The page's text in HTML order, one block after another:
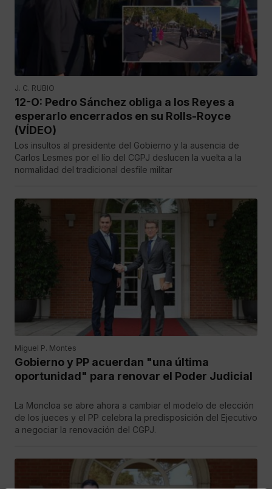
J. C. RUBIO
12-O: Pedro Sánchez obliga a los Reyes a
esperarlo encerrados en su Rolls-Royce
(VÍDEO)
Los insultos al presidente del Gobierno y la ausencia de
Carlos Lesmes por el lío del CGPJ deslucen la vuelta a la
normalidad del tradicional desfile militar
Miguel P. Montes
Gobierno y PP acuerdan "una última
oportunidad" para renovar el Poder Judicial
La Moncloa se abre ahora a cambiar el modelo de elección
de los jueces y el PP celebra la predisposición del Ejecutivo
a negociar la renovación del CGPJ.